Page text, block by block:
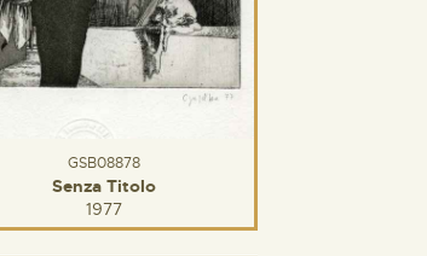
GSB08878
Senza Titolo
1977